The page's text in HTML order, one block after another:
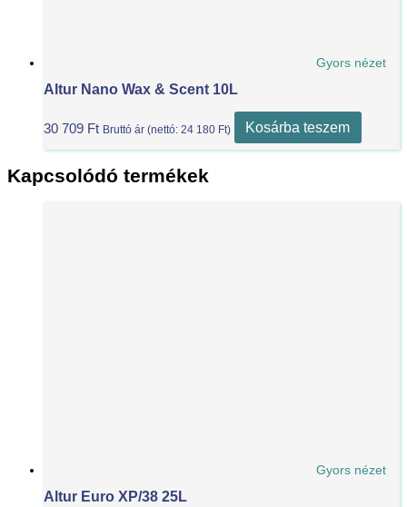
Gyors nézet
Altur Nano Wax & Scent 10L
30 709 Ft Bruttó ár (nettó: 24 180 Ft) Kosárba teszem
Kapcsolódó termékek
Gyors nézet
Altur Euro XP/38 25L